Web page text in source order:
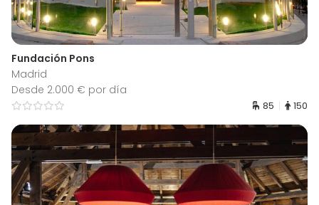
Fundación Pons
Madrid
Desde 2.000 € por día
85 150